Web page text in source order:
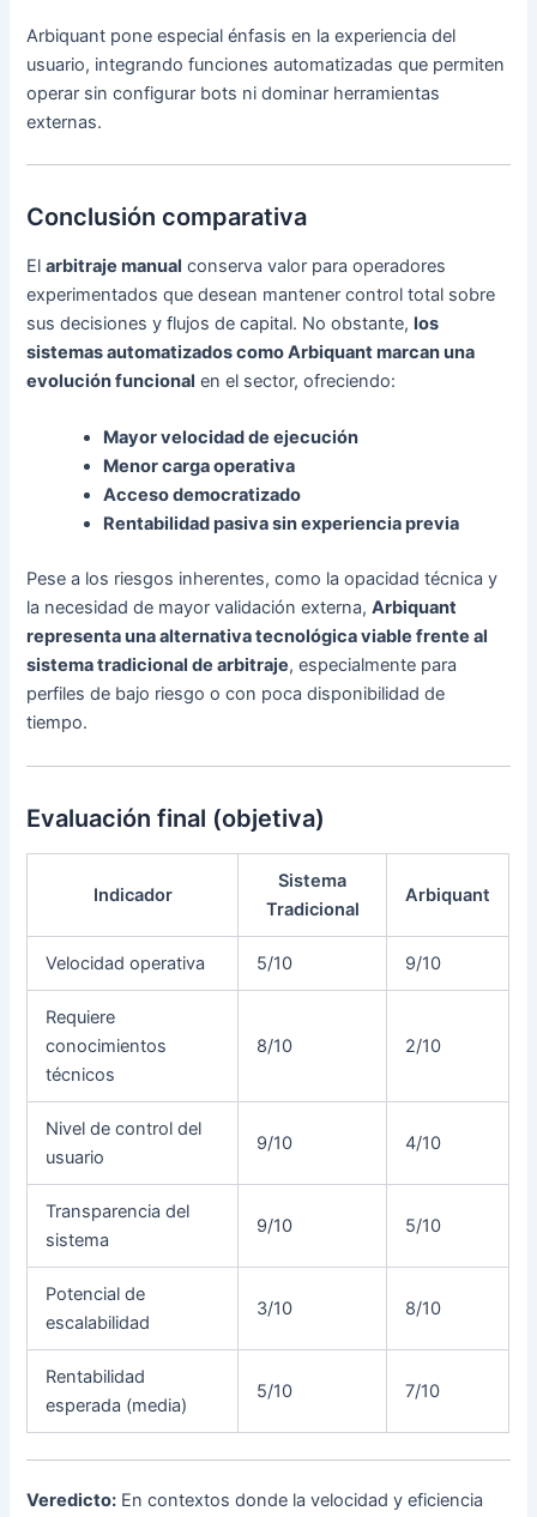
Arbiquant pone especial énfasis en la experiencia del
usuario, integrando funciones automatizadas que permiten
operar sin configurar bots ni dominar herramientas
externas.
Conclusión comparativa
Elarbitraje manual conserva valor para operadores
experimentados que desean mantener control total sobre
sus decisiones y flujos de capital. No obstante,los
sistemas automatizados como Arbiquant marcan una
evolución funcional en el sector, ofreciendo:
Mayor velocidad de ejecución
Menor carga operativa
Acceso democratizado
Rentabilidad pasiva sin experiencia previa
Pese a los riesgos inherentes, como la opacidad técnica y
la necesidad de mayor validación externa,Arbiquant
representa una alternativa tecnológica viable frente al
sistema tradicional de arbitraje, especialmente para
perfiles de bajo riesgo o con poca disponibilidad de
tiempo.
Evaluación final (objetiva)
Indicador
Sistema
Tradicional
Arbiquant
Velocidad operativa 5/10 9/10
Requiere
conocimientos
técnicos
8/10 2/10
Nivel de control del
usuario
9/10 4/10
Transparencia del
sistema
9/10 5/10
Potencial de
escalabilidad
3/10 8/10
Rentabilidad
esperada (media)
5/10 7/10
Veredicto: En contextos donde la velocidad y eficiencia